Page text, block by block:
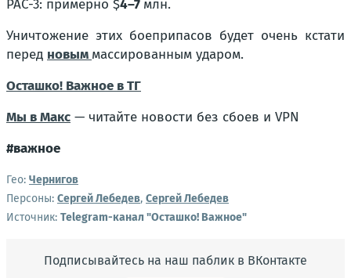
PAC-3: примерно $4–7 млн.
Уничтожение этих боеприпасов будет очень кстати
перед новым массированным ударом.
Осташко! Важное в ТГ
Мы в Макс — читайте новости без сбоев и VPN
#важное
Гео: Чернигов
Персоны: Сергей Лебедев, Сергей Лебедев
Источник: Telegram-канал "Осташко! Важное"
Подписывайтесь на наш паблик в ВКонтакте